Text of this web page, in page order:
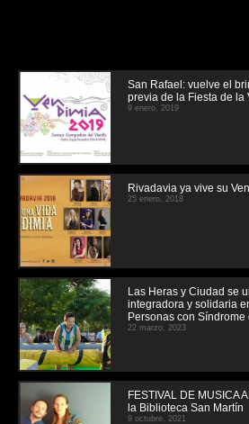
San Rafael: vuelve el
previa de la Fiesta de la
9 enero, 2019
Rivadavia ya vive su
25 enero, 2018
Las Heras y Ciudad se
integradora y solidaria
Personas con Síndrome
22 marzo, 2023
FESTIVAL DE MUSICA
la Biblioteca San Martín
9 octubre, 2021